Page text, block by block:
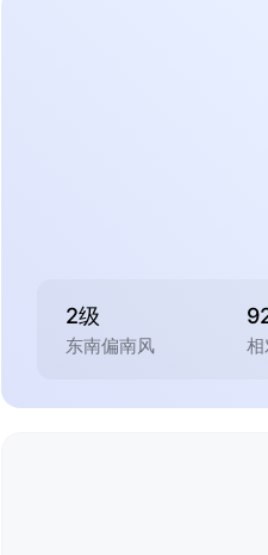
2级
东南偏南风